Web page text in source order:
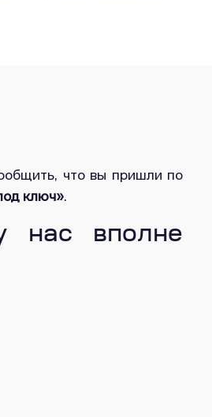
что вы пришли по
ключ».
нас вполне